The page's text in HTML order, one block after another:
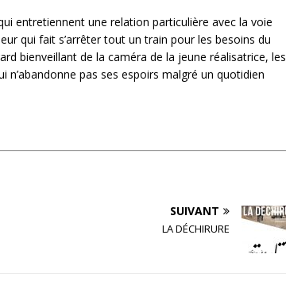
entretiennent une relation particulière avec la voie
qui fait s’arrêter tout un train pour les besoins du
bienveillant de la caméra de la jeune réalisatrice, les
pas ses espoirs malgré un quotidien
SUIVANT
LA DÉCHIRURE